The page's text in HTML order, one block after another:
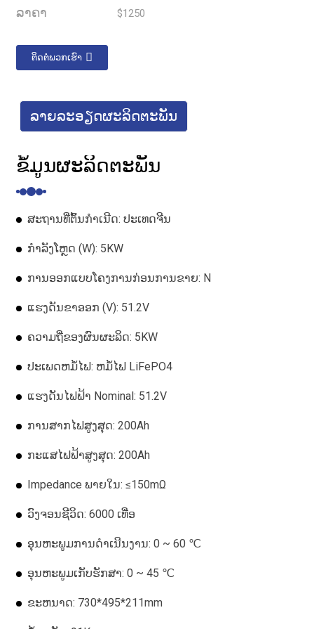
ລາຄາ $1250
ຕິດຕໍ່ພວກເຮົາ
ລາຍ​ລະ​ອຽດ​ຜະ​ລິດ​ຕະ​ພັນ​
ຂໍ້ມູນຜະລິດຕະພັນ
ສະ​ຖານ​ທີ່​ຕົ້ນ​ກໍາ​ເນີດ​: ປະ​ເທດ​ຈີນ​
ກໍາລັງໂຫຼດ (W): 5KW
ການອອກແບບໂຄງການກ່ອນການຂາຍ: N
ແຮງດັນຂາອອກ (V): 51.2V
ຄວາມຖີ່ຂອງຜົນຜະລິດ: 5KW
ປະເພດຫມໍ້ໄຟ: ຫມໍ້ໄຟ LiFePO4
ແຮງດັນໄຟຟ້າ Nominal: 51.2V
ການສາກໄຟສູງສຸດ: 200Ah
ກະແສໄຟຟ້າສູງສຸດ: 200Ah
Impedance ພາຍໃນ: ≤150mΩ
ວົງຈອນຊີວິດ: 6000 ເທື່ອ
ອຸນຫະພູມການດໍາເນີນງານ: 0 ~ 60 ℃
ອຸນຫະພູມເກັບຮັກສາ: 0 ~ 45 ℃
ຂະຫນາດ: 730*495*211mm